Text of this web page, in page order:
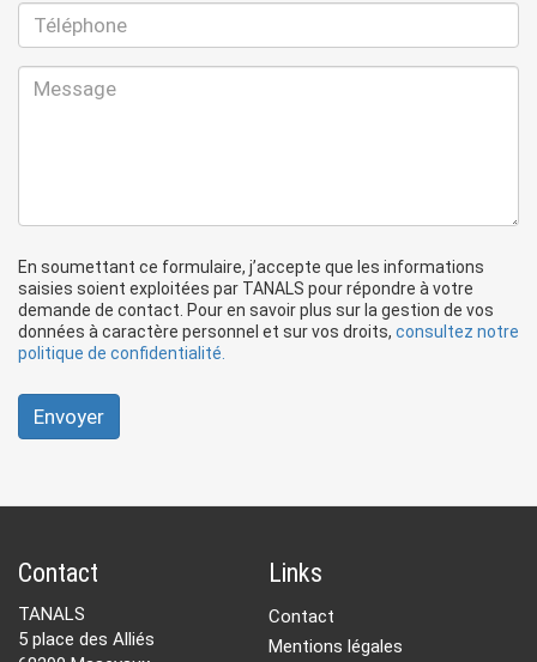
En soumettant ce formulaire, j’accepte que les informations
saisies soient exploitées par TANALS pour répondre à votre
demande de contact. Pour en savoir plus sur la gestion de vos
données à caractère personnel et sur vos droits, consultez notre
politique de confidentialité.
Envoyer
Contact
TANALS
5 place des Alliés
Links
Contact
Mentions légales